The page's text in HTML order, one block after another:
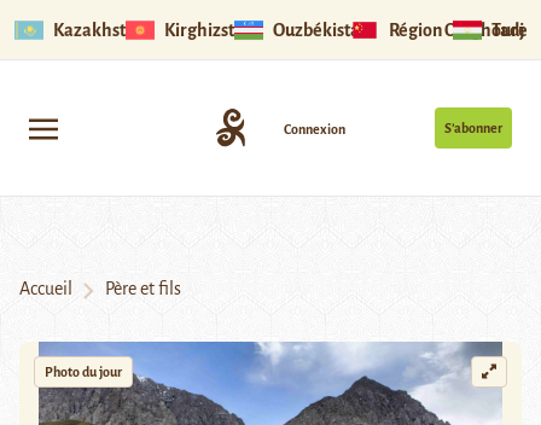
Kazakhstan Kirghizstan Ouzbékistan Région Ouïghoure
S’abonner
Connexion
Accueil Père et fils
Photo du jour